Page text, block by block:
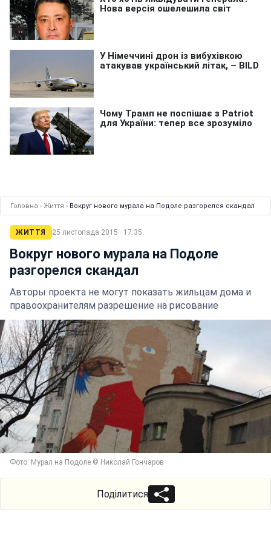
Головна › Життя › Вокруг нового мурала на Подоле разгорелся скандал
ЖИТТЯ 25 листопада 2015 · 17:35
Вокруг нового мурала на Подоле
разгорелся скандал
Авторы проекта не могут показать жильцам дома и
правоохранителям разрешение на рисование
Фото: Мурал на Подоле © Николай Гончаров
Поділитися